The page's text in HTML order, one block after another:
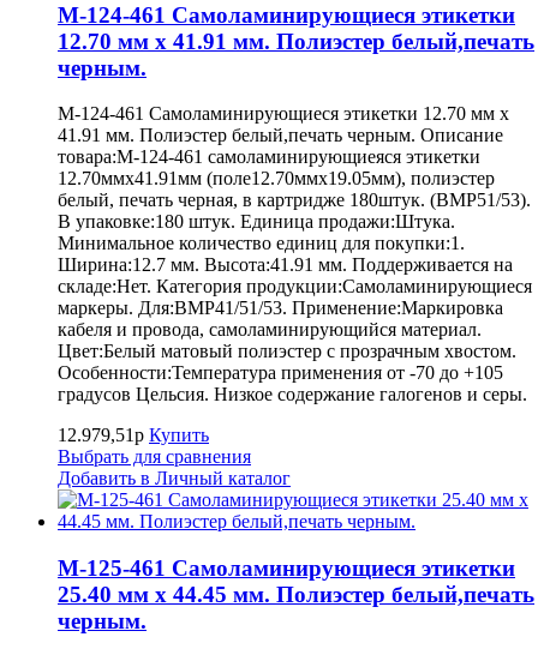
M-124-461 Самоламинирующиеся этикетки
12.70 мм х 41.91 мм. Полиэстер белый,печать
черным.
M-124-461 Самоламинирующиеся этикетки 12.70 мм х
41.91 мм. Полиэстер белый,печать черным. Описание
товара:M-124-461 самоламинирующиеяся этикетки
12.70ммх41.91мм (поле12.70ммх19.05мм), полиэстер
белый, печать черная, в картридже 180штук. (BMP51/53).
В упаковке:180 штук. Единица продажи:Штука.
Минимальное количество единиц для покупки:1.
Ширина:12.7 мм. Высота:41.91 мм. Поддерживается на
складе:Нет. Категория продукции:Самоламинирующиеся
маркеры. Для:BMP41/51/53. Применение:Маркировка
кабеля и провода, самоламинирующийся материал.
Цвет:Белый матовый полиэстер с прозрачным хвостом.
Особенности:Температура применения от -70 до +105
градусов Цельсия. Низкое содержание галогенов и серы.
12.979,51р Купить
Выбрать для сравнения
Добавить в Личный каталог
M-125-461 Самоламинирующиеся этикетки
25.40 мм х 44.45 мм. Полиэстер белый,печать
черным.